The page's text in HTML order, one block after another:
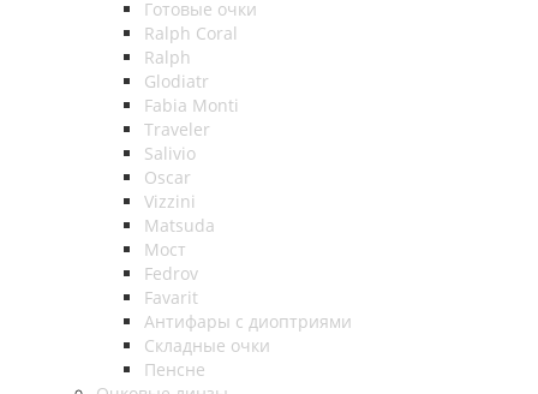
Готовые очки
Ralph Coral
Ralph
Glodiatr
Fabia Monti
Traveler
Salivio
Oscar
Vizzini
Matsuda
Мост
Fedrov
Favarit
Антифары с диоптриями
Складные очки
Пенсне